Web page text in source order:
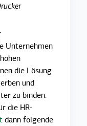
Unternehmen
die Lösung
und
zu binden.
die HR-
dann folgende